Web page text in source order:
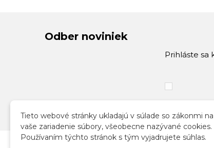
Odber noviniek
Prihláste sa
Tieto webové stránky ukladajú v súlade so zákonmi na
vaše zariadenie súbory, všeobecne nazývané cookies.
Používaním týchto stránok s tým vyjadrujete súhlas.